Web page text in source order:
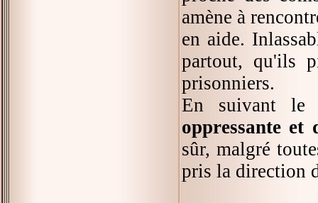
amène à
en aide.
partout, qu'ils
prisonniers.
En suivant le
oppressante et
sûr, malgré
pris la direction